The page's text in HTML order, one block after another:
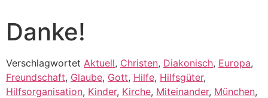
Danke!
Verschlagwortet Aktuell, Christen, Diakonisch, Europa,
Freundschaft, Glaube, Gott, Hilfe, Hilfsgüter,
Hilfsorganisation, Kinder, Kirche, Miteinander, München,